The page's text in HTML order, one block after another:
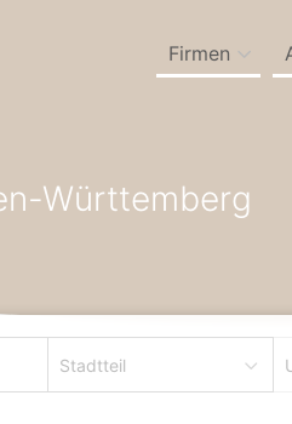
Firmen
Württemberg
Stadtteil